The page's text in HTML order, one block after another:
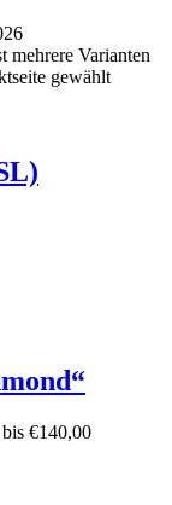
mehrere Varianten
gewählt
€140,00